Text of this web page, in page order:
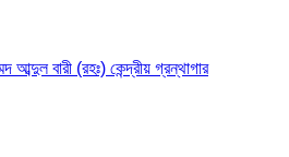
আব্দুল বারী (রহঃ) কেন্দ্রীয় গ্রন্থাগার